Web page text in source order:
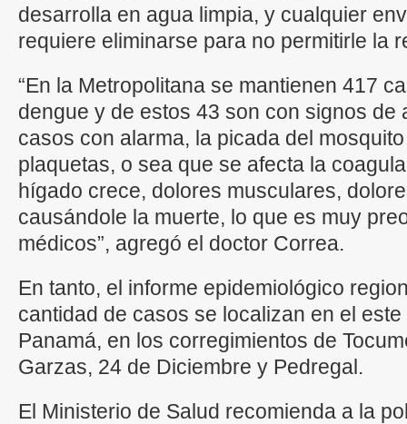
desarrolla en agua limpia, y cualquier
requiere eliminarse para no permitirle la
“En la Metropolitana se mantienen 417
dengue y de estos 43 son con signos de
casos con alarma, la picada del
plaquetas, o sea que se afecta la
hígado crece, dolores musculares,
causándole la muerte, lo que es muy
médicos”, agregó el doctor Correa.
En tanto, el informe epidemiológico
cantidad de casos se localizan en el
Panamá, en los corregimientos de
Garzas, 24 de Diciembre y Pedregal.
El Ministerio de Salud recomienda a la